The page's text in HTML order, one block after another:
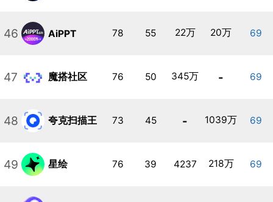
46 AiPPT 78 55 22万 20万 69
47 魔搭社区 76 50 345万 - 69
48 夸克扫描王 73 45 - 1039万 69
49 星绘 76 39 4237 218万 69